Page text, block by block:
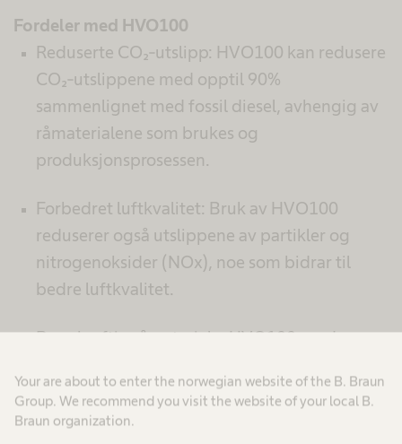
Your are about to enter the norwegian website of the B. Braun
Group. We recommend you visit the website of your local B.
Braun organization.
Fordeler med HVO100
Reduserte CO₂-utslipp: HVO100 kan redusere
CO₂-utslippene med opptil 90%
sammenlignet med fossil diesel, avhengig av
råmaterialene som brukes og
produksjonsprosessen.
Forbedret luftkvalitet: Bruk av HVO100
reduserer også utslippene av partikler og
nitrogenoksider (NOx), noe som bidrar til
bedre luftkvalitet.
Bærekraftig råmateriale: HVO100 produseres
animalsk fett, noe som gjør det til en
bærekraftig løsning som ikke konkurrerer